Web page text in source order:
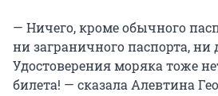
— Ничего, кроме обычного
ни заграничного паспорта, ни
Удостоверения моряка тоже
билета! — сказала Алевтина